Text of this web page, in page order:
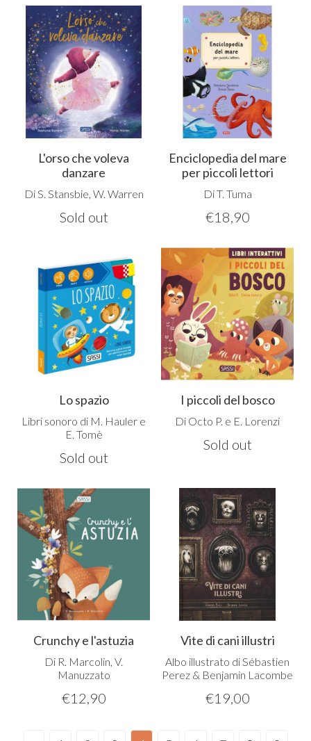
L'orso che voleva
danzare
Di S. Stansbie, W. Warren
Sold out
Enciclopedia del mare
per piccoli lettori
Di T. Tuma
€18,90
Lo spazio
Libri sonoro di M. Hauler e
E. Tomè
Sold out
I piccoli del bosco
Di Octo P. e E. Lorenzi
Sold out
Crunchy e l'astuzia
Di R. Marcolin, V.
Manuzzato
€12,90
Vite di cani illustri
Albo illustrato di Sébastien
Perez & Benjamin Lacombe
€19,00